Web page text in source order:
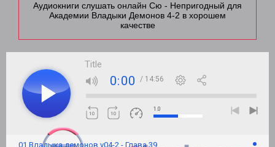
Аудиокниги слушать онлайн Сю - Непригодный для
Академии Владыки Демонов 4-2 в хорошем
качестве
Title
0:00 / 14:56
1.0
01 Владыка демонов v04-2 - Глава 39